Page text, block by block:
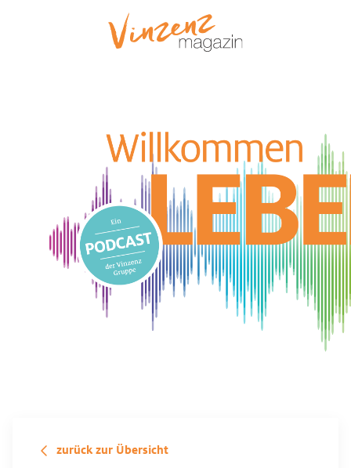
zurück zur Übersicht